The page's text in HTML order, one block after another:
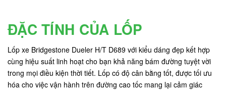
ĐẶC TÍNH CỦA LỐP
Lốp xe Bridgestone Dueler H/T D689 với kiểu dáng đẹp kết hợp
cùng hiệu suất linh hoạt cho bạn khả năng bám đường tuyệt vời
trong mọi điều kiện thời tiết. Lốp có độ cân bằng tốt, được tối ưu
hóa cho việc vận hành trên đường cao tốc mang lại cảm giác